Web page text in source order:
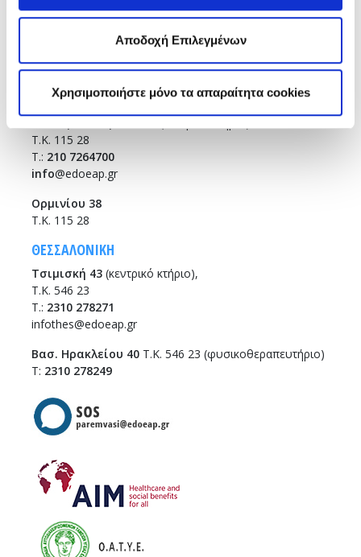
Αποδοχή Επιλεγμένων
Χρησιμοποιήστε μόνο τα απαραίτητα cookies
Θεσσαλονίκη
ΑΘΗΝΑ
Τ.Κ. 115 28
T.: 210 7264700
info@edoeap.gr
Ορμινίου 38
Τ.Κ. 115 28
ΘΕΣΣΑΛΟΝΙΚΗ
Τσιμισκή 43 (κεντρικό κτήριο),
Τ.Κ. 546 23
T.: 2310 278271
infothes@edoeap.gr
Βασ. Ηρακλείου 40 Τ.Κ. 546 23 (φυσικοθεραπευτήριο)
Τ: 2310 278249